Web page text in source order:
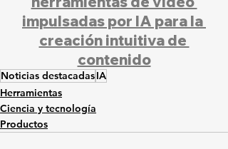
impulsadas por IA para la
creación intuitiva de
contenido
Noticias destacadasIA
Herramientas
Ciencia y tecnología
Productos